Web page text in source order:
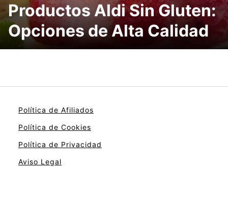
Productos Aldi Sin Gluten:
Opciones de Alta Calidad
Política de Afiliados
Política de Cookies
Política de Privacidad
Aviso Legal